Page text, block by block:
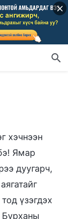
хэчнээн
Ямар
дуугарч,
үзэгдэх
Бурханы